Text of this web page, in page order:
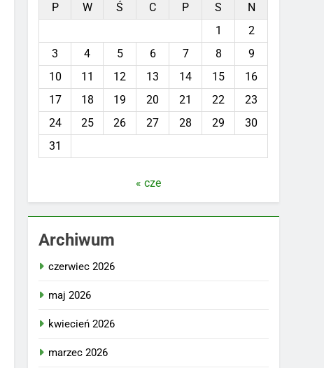
P W Ś C P S
N
1
2
3
4 5 6 7 8
9
10
11 12 13 14 15
16
17
18 19 20 21 22
23
24
25 26 27 28 29
30
31
« cze
Archiwum
czerwiec 2026
maj 2026
kwiecień 2026
marzec 2026